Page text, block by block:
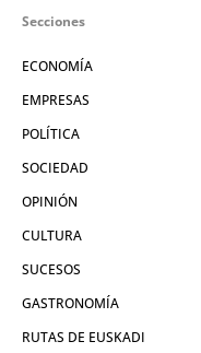
Secciones
ECONOMÍA
EMPRESAS
POLÍTICA
SOCIEDAD
OPINIÓN
CULTURA
SUCESOS
GASTRONOMÍA
RUTAS DE EUSKADI